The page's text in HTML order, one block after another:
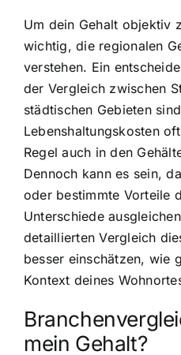
Um dein Gehalt objektiv
wichtig, die regionalen
verstehen. Ein
der Vergleich zwischen
städtischen Gebieten
Lebenshaltungskosten
Regel auch in den
Dennoch kann es sein,
oder bestimmte Vorteile
Unterschiede
detaillierten Vergleich
besser einschätzen, wie
Kontext deines
mein Gehalt?